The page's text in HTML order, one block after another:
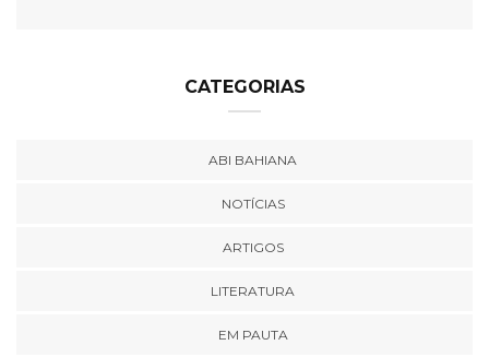
CATEGORIAS
ABI BAHIANA
NOTÍCIAS
ARTIGOS
LITERATURA
EM PAUTA